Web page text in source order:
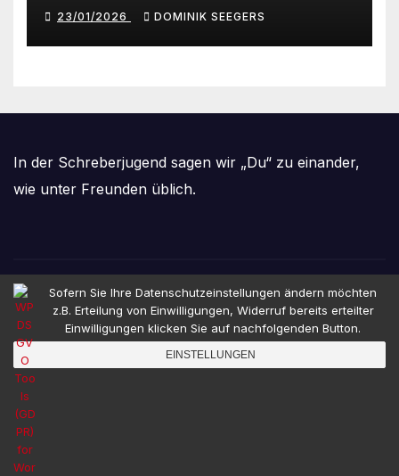
23/01/2026 DOMINIK SEEGERS
In der Schreberjugend sagen wir „Du“ zu einander,
wie unter Freunden üblich.
Schreberjugend
Hannover e.V.
Sofern Sie Ihre Datenschutzeinstellungen ändern möchten
z.B. Erteilung von Einwilligungen, Widerruf bereits erteilter
Einwilligungen klicken Sie auf nachfolgenden Button.
EINSTELLUNGEN